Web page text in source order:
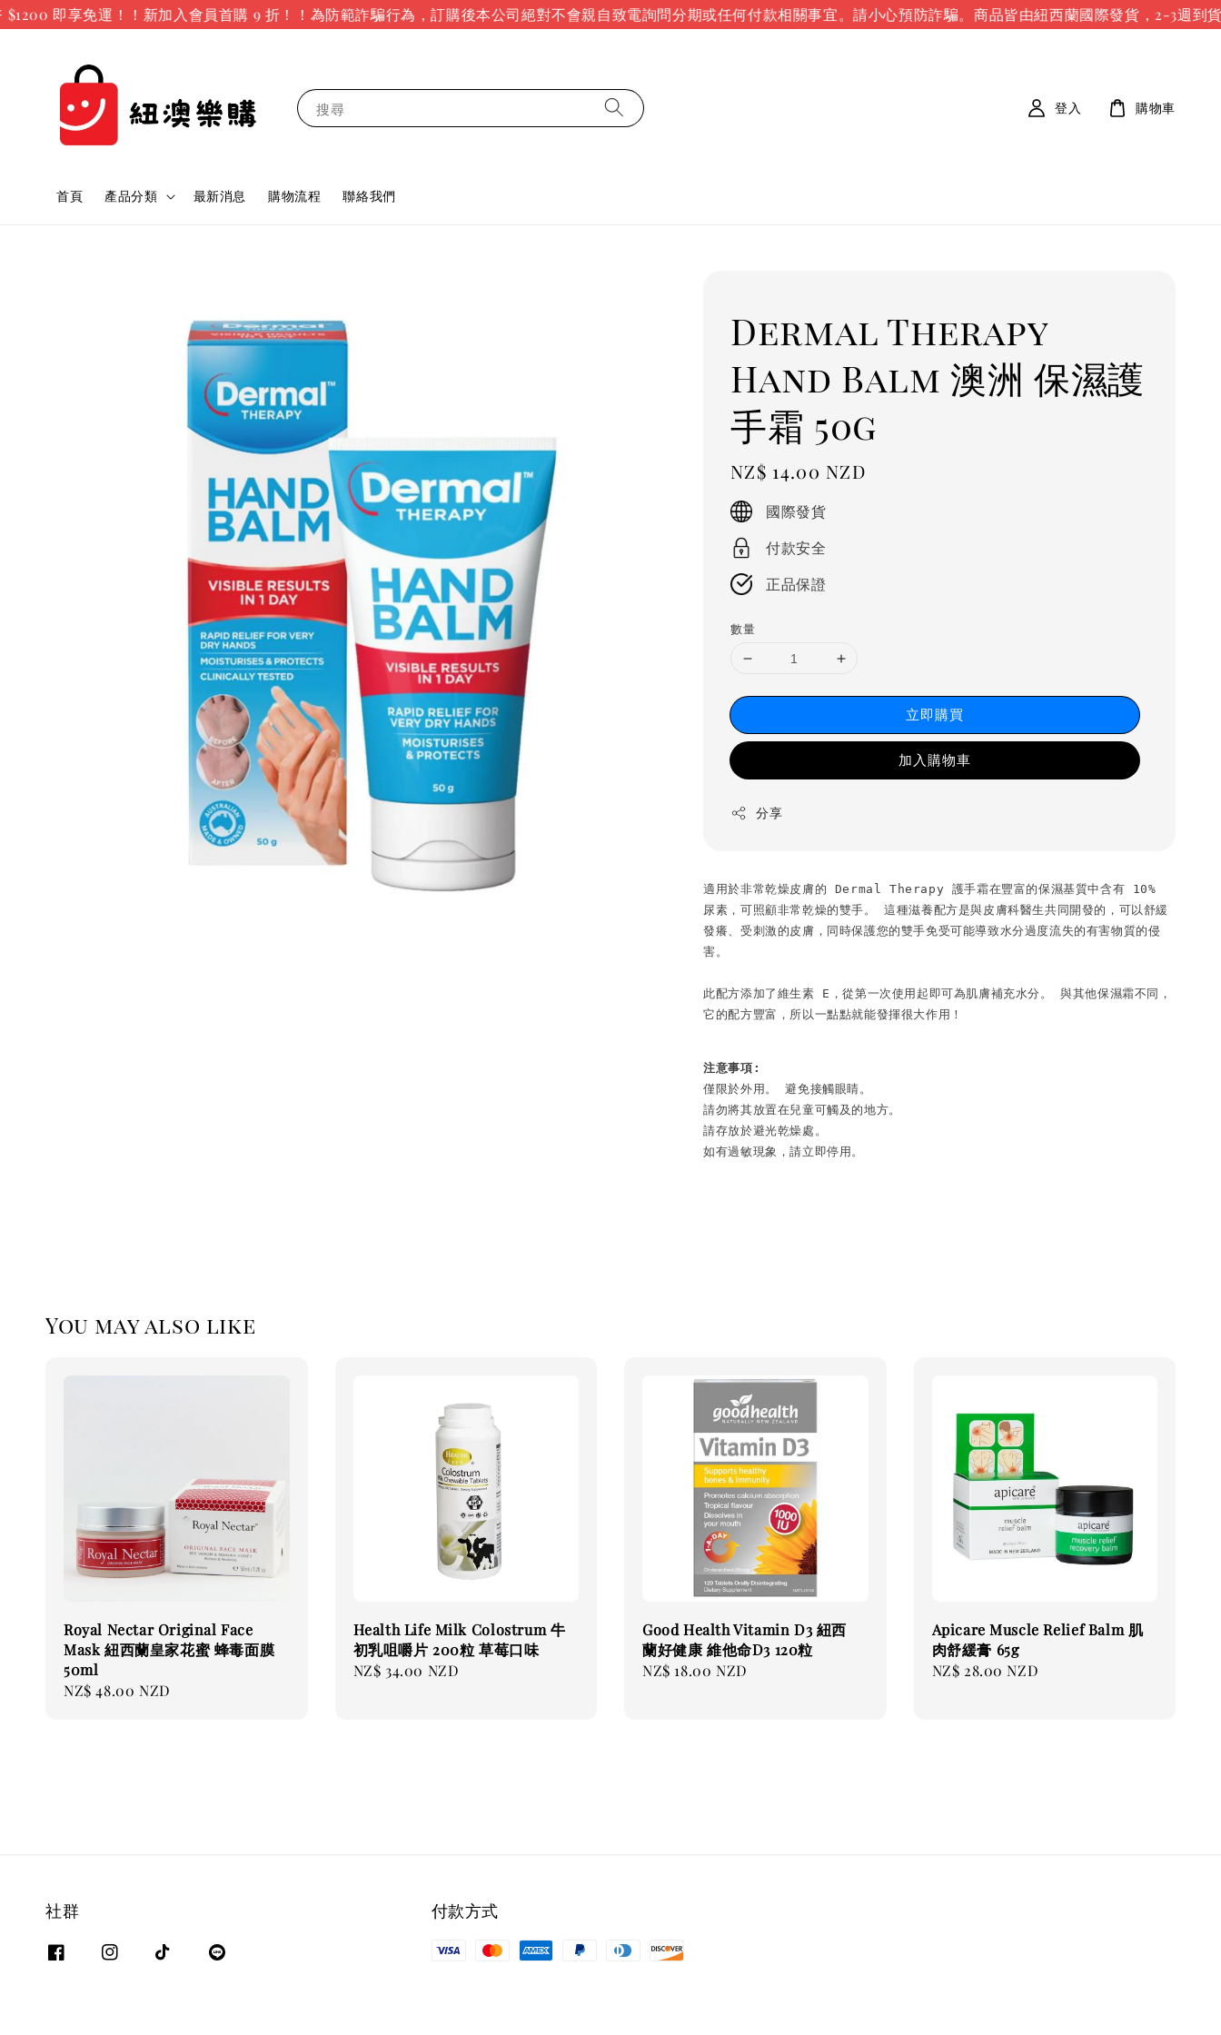
即享免運！！新加入會員首購 9 折！！ 為防範詐騙行為，訂購後本公司絕對不會親自致電詢問分期或任何付款相關事宜。請小心預防詐騙。商品皆由紐西蘭國際發貨，2-3週到貨
搜尋
首頁 產品分類 最新消息 購物流程 聯絡我們
登入 購物車
Dermal Therapy
Hand Balm 澳洲 保濕護
手霜 50g
Regular
price
NZ$ 14.00 NZD
國際發貨
付款安全
正品保證
數量
立即購買
加入購物車
分享
適用於非常乾燥皮膚的 Dermal Therapy 護手霜在豐富的保濕基質中含有 10%
尿素，可照顧非常乾燥的雙手。 這種滋養配方是與皮膚科醫生共同開發的，可以舒緩
發癢、受刺激的皮膚，同時保護您的雙手免受可能導致水分過度流失的有害物質的侵
害。
此配方添加了維生素 E，從第一次使用起即可為肌膚補充水分。 與其他保濕霜不同，
它的配方豐富，所以一點點就能發揮很大作用！
注意事項:
僅限於外用。 避免接觸眼睛。
請勿將其放置在兒童可觸及的地方。
請存放於避光乾燥處。
如有過敏現象，請立即停用。
You may also like
Royal Nectar Original Face
Mask 紐西蘭皇家花蜜 蜂毒面膜
50ml
Regular
NZ$ 48.00 NZD
Health Life Milk Colostrum 牛
初乳咀嚼片 200粒 草莓口味
Regular
NZ$ 34.00 NZD
Good Health Vitamin D3 紐西
蘭好健康 維他命D3 120粒
Regular
NZ$ 18.00 NZD
Apicare Muscle Relief Balm 肌
肉舒緩膏 65g
Regular
NZ$ 28.00 NZD
社群 付款方式